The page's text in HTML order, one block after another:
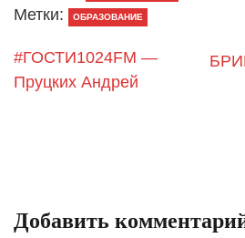
Метки: ОБРАЗОВАНИЕ
#ГОСТИ1024FM —
Пруцких Андрей
Добавить